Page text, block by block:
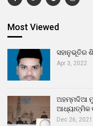
Most Viewed
ସହାନୁଭୂତିର
Apr 3, 2022
ଅହମ୍ମଦିଆ
ଆଧ୍ୟାତ୍ମିକ
Dec 26, 2021